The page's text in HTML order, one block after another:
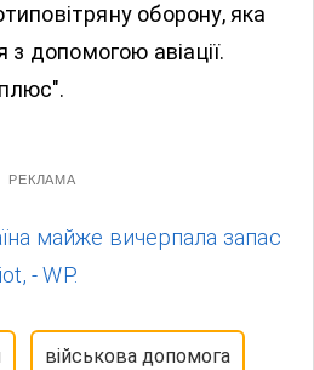
оборону, яка
допомогою авіації.
РЕКЛАМА
майже вичерпала запас
- WP.
військова допомога